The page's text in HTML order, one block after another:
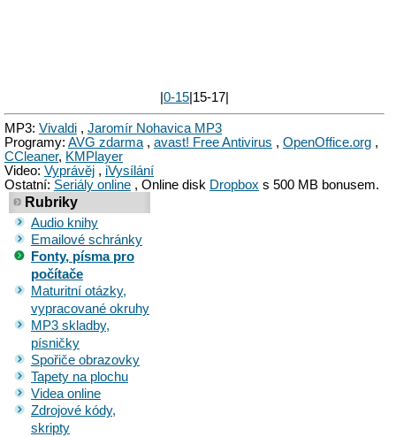
|0-15 |15-17|
MP3: Vivaldi , Jaromír Nohavica MP3
Programy: AVG zdarma, avast! Free Antivirus , OpenOffice.org ,
CCleaner, KMPlayer
Video: Vyprávěj , iVysílání
Ostatní: Seriály online , Online disk Dropbox s 500 MB bonusem.
Rubriky
Audio knihy
Emailové schránky
Fonty, písma pro
počítače
Maturitní otázky,
vypracované okruhy
MP3 skladby,
písničky
Spořiče obrazovky
Tapety na plochu
Videa online
Zdrojové kódy,
skripty